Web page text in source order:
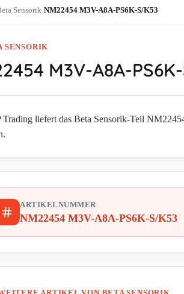
Sensorik›NM22454 M3V-A8A-PS6K-S/K53
SENSORIK
M3V-A8A-
Trading liefert das Beta Sensorik-Teil
ARTIKELNUMMER
NM22454 M3V-A8A-PS6K-S/K53